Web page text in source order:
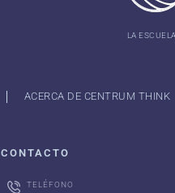
LA
ACERCA DE CENTRUM THINK
CONTACTO
TELÉFONO